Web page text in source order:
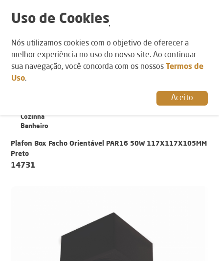
POR AMBIENTE
Varanda
Sala de Jantar
Sala de Estar
Quarto
Cozinha
Banheiro
POR CATEGORIA
Plafons
POR ESTILO
Moderno
Plafon Box Facho Orientável PAR16 50W 117X117X105MM
Preto
14731
Uso de Cookies
Nós utilizamos cookies com o objetivo de oferecer a
melhor experiência no uso do nosso site. Ao continuar
sua navegação, você concorda com os nossos
Termos de
Uso.
Aceito